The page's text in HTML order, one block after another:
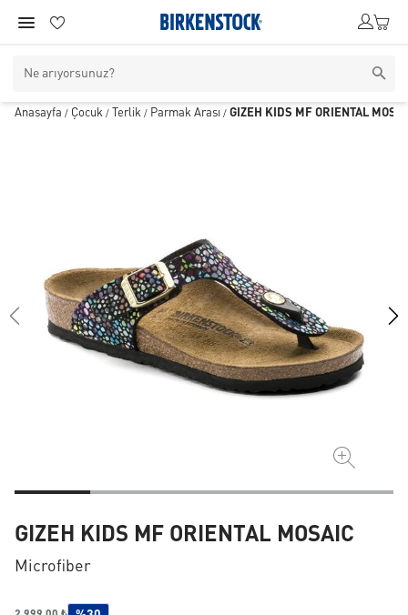
Anasayfa / Çocuk / Terlik / Parmak Arası / GIZEH KIDS MF ORIENTAL
GIZEH KIDS MF ORIENTAL MOSAIC
Microfiber